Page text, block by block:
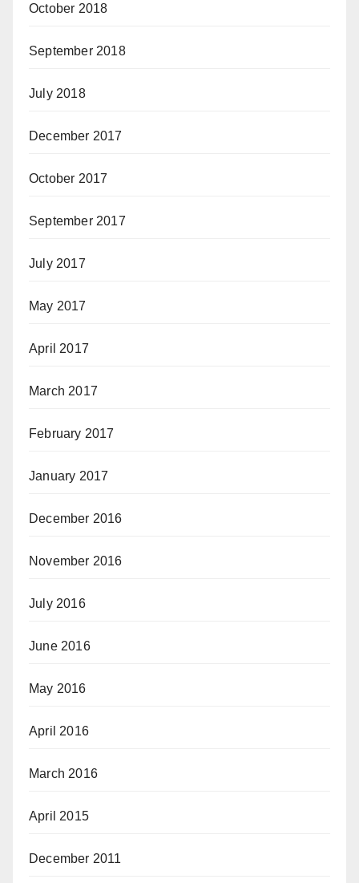
October 2018
September 2018
July 2018
December 2017
October 2017
September 2017
July 2017
May 2017
April 2017
March 2017
February 2017
January 2017
December 2016
November 2016
July 2016
June 2016
May 2016
April 2016
March 2016
April 2015
December 2011